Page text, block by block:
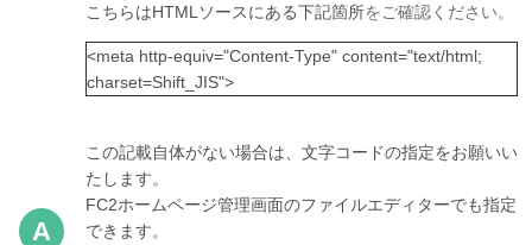
こちらはHTMLソースにある下記箇所をご確認ください。
<meta http-equiv="Content-Type" content="text/html;
charset=Shift_JIS">
この記載自体がない場合は、文字コードの指定をお願いい
たします。
FC2ホームページ管理画面のファイルエディターでも指定
できます。